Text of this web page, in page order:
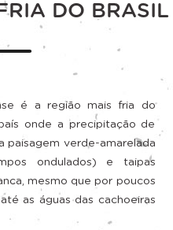
DO BRASIL
é a região mais fria do
onde a precipitação de
paisagem verde-amarelada
ondulados) e taipas
mesmo que por poucos
as águas das cachoeiras